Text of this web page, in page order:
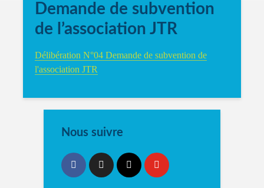
Demande de subvention
de l’association JTR
Délibération N°04 Demande de subvention de
l'association JTR
Nous suivre